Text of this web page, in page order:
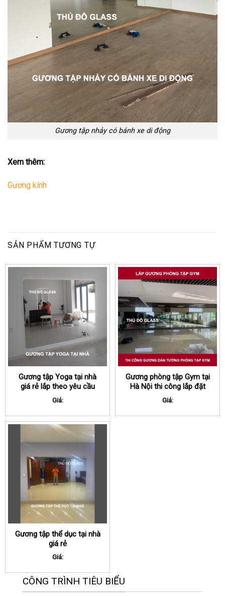
Gương tập nhảy có bánh xe di động
Xem thêm:
Gương kính
SẢN PHẨM TƯƠNG TỰ
Gương tập Yoga tại nhà
giá rẻ lắp theo yêu cầu
Giá:
Gương phòng tập Gym tại
Hà Nội thi công lắp đặt
trong ngày
Giá:
Gương tập thể dục tại nhà
giá rẻ
Giá:
CÔNG TRÌNH TIÊU BIỂU